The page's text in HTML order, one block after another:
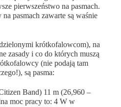
pierwszeństwo na pasmach.
na pasmach zawarte są waśnie
krótkofalowcom), na
zasady i co do których muszą
(nie podają tam
), są pasma:
Band) 11 m(26,960 –
moc pracy to: 4 W w